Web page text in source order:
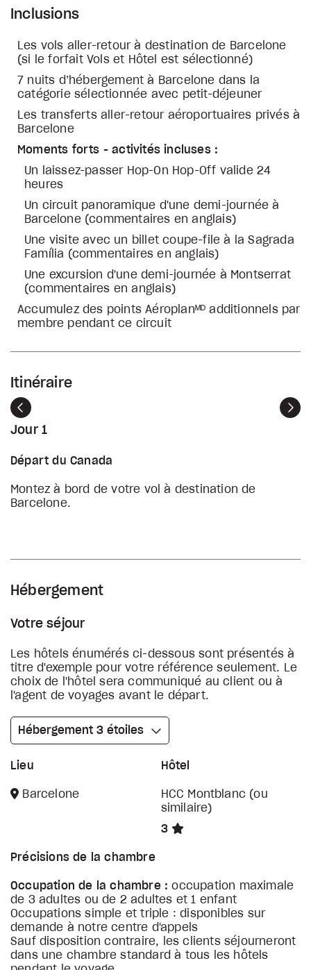
Inclusions
Les vols aller-retour à destination de Barcelone
(si le forfait Vols et Hôtel est sélectionné)
7 nuits d’hébergement à Barcelone dans la
catégorie sélectionnée avec petit-déjeuner
Les transferts aller-retour aéroportuaires privés à
Barcelone
Moments forts - activités incluses :
Un laissez-passer Hop-On Hop-Off valide 24
heures
Un circuit panoramique d'une demi-journée à
Barcelone (commentaires en anglais)
Une visite avec un billet coupe-file à la Sagrada
Família (commentaires en anglais)
Une excursion d'une demi-journée à Montserrat
(commentaires en anglais)
Accumulez des points Aéroplanᴹᴰ additionnels par
membre pendant ce circuit
Itinéraire
Précédent
Jour 1
Départ du Canada
Montez à bord de votre vol à destination de
Barcelone.
Hébergement
Votre séjour
Les hôtels énumérés ci-dessous sont présentés à
titre d'exemple pour votre référence seulement. Le
choix de l'hôtel sera communiqué au client ou à
l'agent de voyages avant le départ.
Hébergement 3 étoiles
Lieu Hôtel
Barcelone
HCC Montblanc (ou
similaire)
3
Précisions de la chambre
Occupation de la chambre : occupation maximale
de 3 adultes ou de 2 adultes et 1 enfant
Occupations simple et triple : disponibles sur
demande à notre centre d'appels
Sauf disposition contraire, les clients séjourneront
dans une chambre standard à tous les hôtels